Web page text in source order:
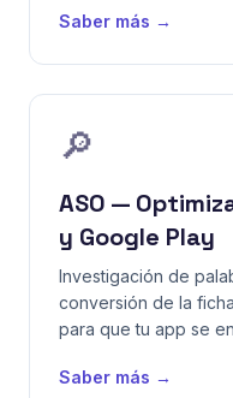
Saber más →
🔎
ASO —
y Google Play
Investigación de
conversión de la
para que tu app se
Saber más →